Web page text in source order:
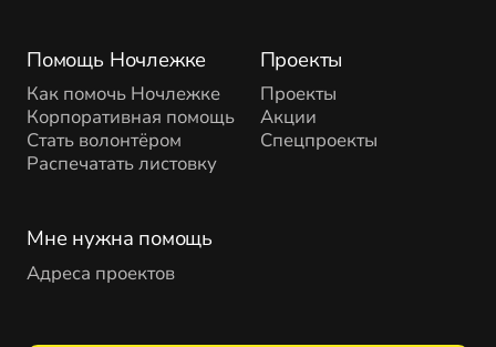
Помощь Ночлежке
Как помочь Ночлежке
Корпоративная помощь
Стать волонтёром
Распечатать листовку
Проекты
Проекты
Акции
Спецпроекты
Мне нужна помощь
Адреса проектов